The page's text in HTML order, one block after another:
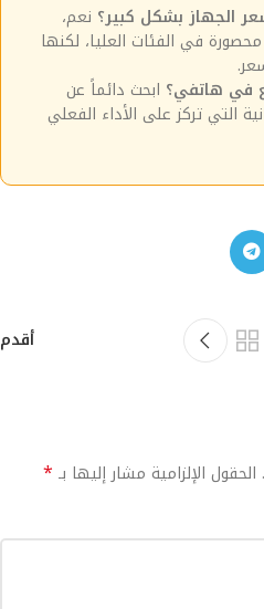
الجهاز بشكل كبير؟ نعم،
في الفئات العليا، لكنها
في هاتفي؟ ابحث دائماً عن
التي تركز على الأداء الفعلي
أقدم
الحقول الإلزامية مشار إليها بـ *